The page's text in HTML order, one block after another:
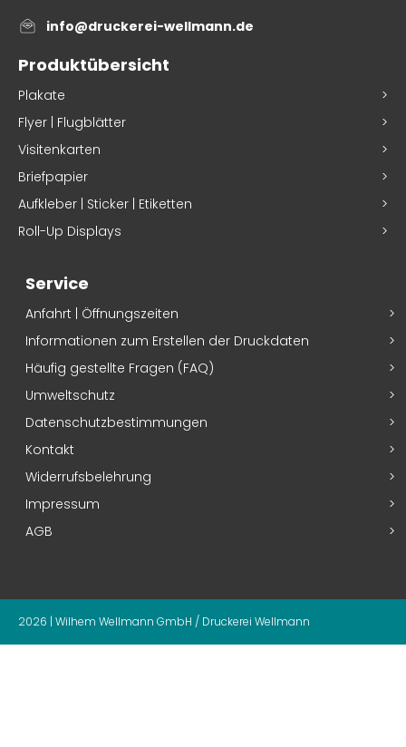
info@druckerei-wellmann.de
Produktübersicht
Plakate
Flyer | Flugblätter
Visitenkarten
Briefpapier
Aufkleber | Sticker | Etiketten
Roll-Up Displays
Service
Anfahrt | Öffnungszeiten
Informationen zum Erstellen der Druckdaten
Häufig gestellte Fragen (FAQ)
Umweltschutz
Datenschutzbestimmungen
Kontakt
Widerrufsbelehrung
Impressum
AGB
2026 | Wilhem Wellmann GmbH / Druckerei Wellmann